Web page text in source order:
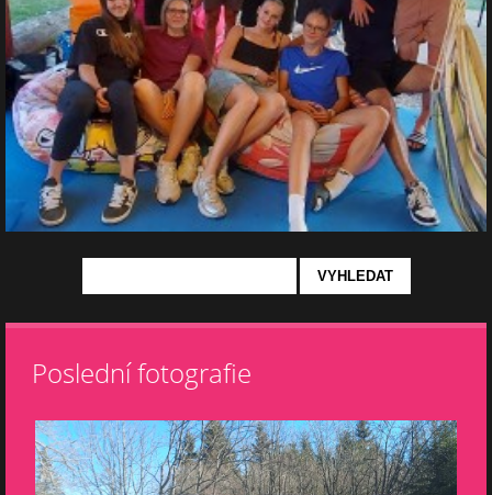
Poslední fotografie